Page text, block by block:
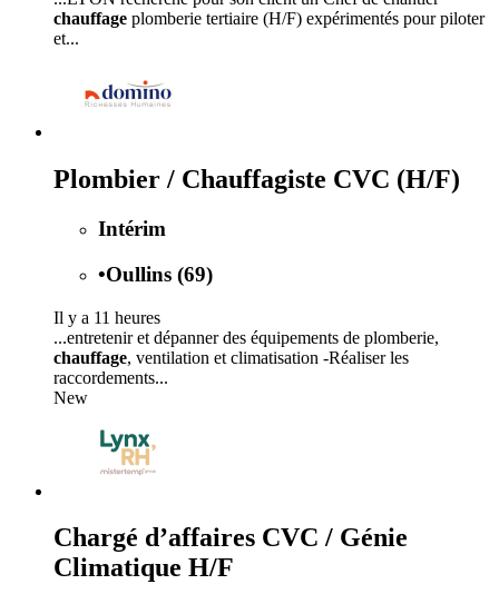
chauffage plomberie tertiaire (H/F) expérimentés pour piloter
et...
Plombier / Chauffagiste CVC (H/F)
Intérim
•Oullins (69)
Il y a 11 heures
...entretenir et dépanner des équipements de plomberie,
chauffage, ventilation et climatisation -Réaliser les
raccordements...
New
Chargé d’affaires CVC / Génie
Climatique H/F